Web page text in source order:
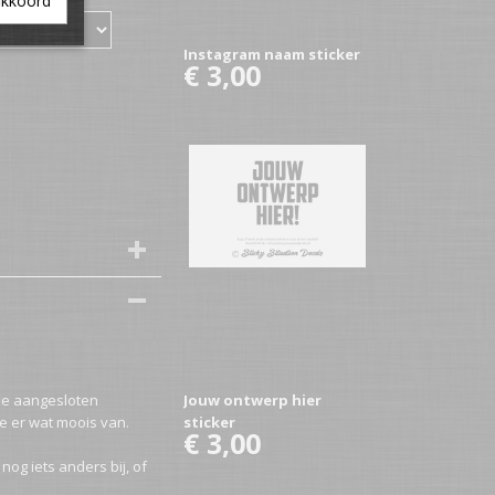
aangesloten
er wat moois van.
iets anders bij, of
Instagram naam sticker
€ 3,00
Jouw ontwerp hier
sticker
€ 3,00